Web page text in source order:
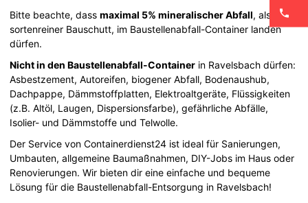
Bitte beachte, dassmaximal 5% mineralischer Abfall, also
sortenreiner Bauschutt, im Baustellenabfall-Container landen
dürfen.
Nicht in den Baustellenabfall-Container in Ravelsbach dürfen:
Asbestzement, Autoreifen, biogener Abfall, Bodenaushub,
Dachpappe, Dämmstoffplatten, Elektroaltgeräte, Flüssigkeiten
(z.B. Altöl, Laugen, Dispersionsfarbe), gefährliche Abfälle,
Isolier- und Dämmstoffe und Telwolle.
Der Service von Containerdienst24 ist ideal für Sanierungen,
Umbauten, allgemeine Baumaßnahmen, DIY-Jobs im Haus oder
Renovierungen. Wir bieten dir eine einfache und bequeme
Lösung für die Baustellenabfall-Entsorgung in Ravelsbach!